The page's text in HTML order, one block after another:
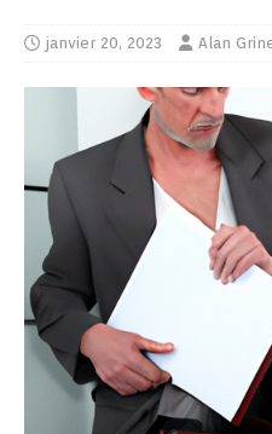
janvier 20, 2023 Alan